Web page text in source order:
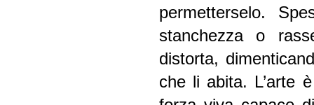
permetterselo.
stanchezza o
distorta,
che li abita. L’arte